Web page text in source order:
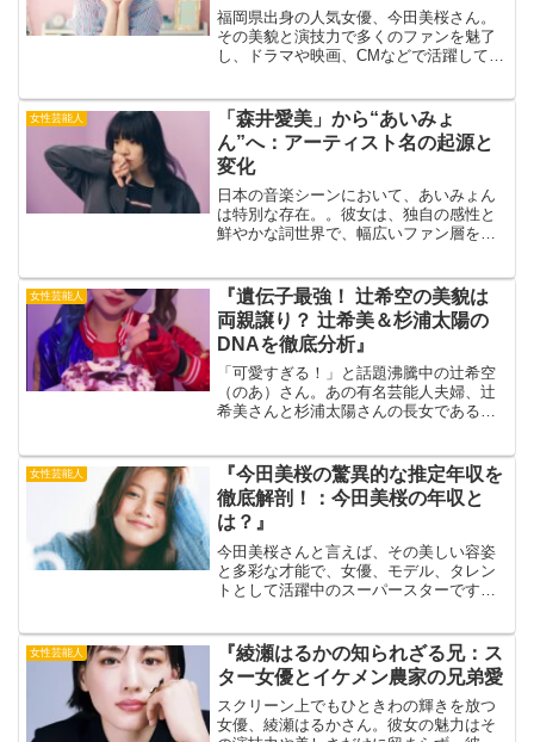
福岡県出身の人気女優、今田美桜さん。
その美貌と演技力で多くのファンを魅了
し、ドラマや映画、CMなどで活躍してい
好きで、母親はカレーパン屋を経営する
など、個性豊かな両親との...
女性芸能人
「森井愛美」から“あいみょ
ん”へ：アーティスト名の起源と
変化
日本の音楽シーンにおいて、あいみょん
は特別な存在。。彼女は、独自の感性と
鮮やかな詞世界で、幅広いファン層を魅
んは個性的な音楽スタイルで知られ、そ
の声は多くの人々に感動を...
女性芸能人
『遺伝子最強！ 辻希空の美貌は
両親譲り？ 辻希美＆杉浦太陽の
DNAを徹底分析』
「可愛すぎる！」と話題沸騰中の辻希空
（のあ）さん。あの有名芸能人夫婦、辻
希美さんと杉浦太陽さんの長女である彼
希空さんの美貌が両親からどのように受
け継がれたのか、徹底...
女性芸能人
『今田美桜の驚異的な推定年収を
徹底解剖！：今田美桜の年収と
は？』
今田美桜さんと言えば、その美しい容姿
と多彩な才能で、女優、モデル、タレン
トとして活躍中のスーパースターです。
続けています。しかし、彼女の輝かしい
キャリアの背後には、一体...
女性芸能人
『綾瀬はるかの知られざる兄：ス
ター女優とイケメン農家の兄弟愛
スクリーン上でもひときわの輝きを放つ
女優、綾瀬はるかさん。彼女の魅力はそ